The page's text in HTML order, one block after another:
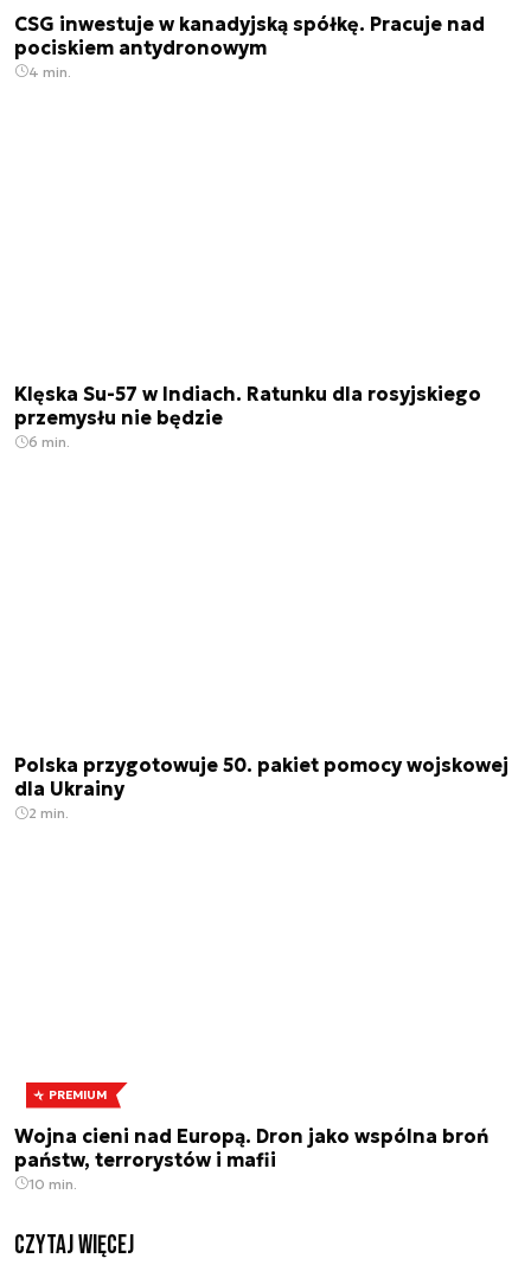
CSG inwestuje w kanadyjską spółkę. Pracuje nad
pociskiem antydronowym
4 min.
Klęska Su-57 w Indiach. Ratunku dla rosyjskiego
przemysłu nie będzie
6 min.
Polska przygotowuje 50. pakiet pomocy wojskowej
dla Ukrainy
2 min.
PREMIUM
Wojna cieni nad Europą. Dron jako wspólna broń
państw, terrorystów i mafii
10 min.
czytaj więcej